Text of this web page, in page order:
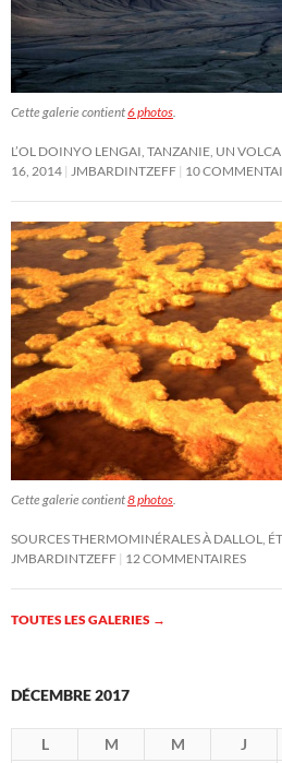
Cette galerie contient6 photos.
L’OL DOINYO LENGAI, TANZANIE, UN
16, 2014 JMBARDINTZEFF 10
Cette galerie contient8 photos.
SOURCES THERMOMINÉRALES À DALLOL,
JMBARDINTZEFF 12 COMMENTAIRES
TOUTES LES GALERIES →
DÉCEMBRE 2017
L M M J